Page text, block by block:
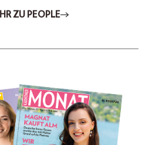
ZU PEOPLE